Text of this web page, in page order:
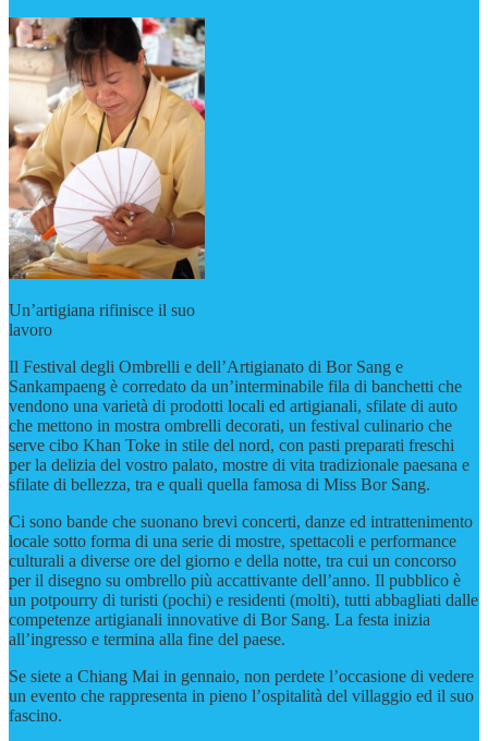
Un’artigiana rifinisce il suo
lavoro
Il Festival degli Ombrelli e dell’Artigianato di Bor Sang e
Sankampaeng è corredato da un’interminabile fila di banchetti che
vendono una varietà di prodotti locali ed artigianali, sfilate di auto
che mettono in mostra ombrelli decorati, un festival culinario che
serve cibo Khan Toke in stile del nord, con pasti preparati freschi
per la delizia del vostro palato, mostre di vita tradizionale paesana e
sfilate di bellezza, tra e quali quella famosa di Miss Bor Sang.
Ci sono bande che suonano brevi concerti, danze ed intrattenimento
locale sotto forma di una serie di mostre, spettacoli e performance
culturali a diverse ore del giorno e della notte, tra cui un concorso
per il disegno su ombrello più accattivante dell’anno. Il pubblico è
un potpourry di turisti (pochi) e residenti (molti), tutti abbagliati dalle
competenze artigianali innovative di Bor Sang. La festa inizia
all’ingresso e termina alla fine del paese.
Se siete a Chiang Mai in gennaio, non perdete l’occasione di vedere
un evento che rappresenta in pieno l’ospitalità del villaggio ed il suo
fascino.